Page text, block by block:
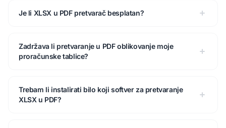
Je li XLSX u PDF pretvarač besplatan?
Zadržava li pretvaranje u PDF oblikovanje moje
proračunske tablice?
Trebam li instalirati bilo koji softver za pretvaranje
XLSX u PDF?